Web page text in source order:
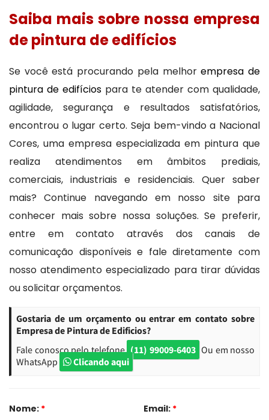
Saiba mais sobre nossa empresa
de pintura de edifícios
Se você está procurando pela melhorempresa de
pintura de edifícios para te atender com qualidade,
agilidade, segurança e resultados satisfatórios,
encontrou o lugar certo. Seja bem-vindo a Nacional
Cores, uma empresa especializada em pintura que
realiza atendimentos em âmbitos prediais,
comerciais, industriais e residenciais. Quer saber
mais? Continue navegando em nosso site para
conhecer mais sobre nossa soluções. Se preferir,
entre em contato através dos canais de
comunicação disponíveis e fale diretamente com
nosso atendimento especializado para tirar dúvidas
ou solicitar orçamentos.
Gostaria de um orçamento ou entrar em contato sobre
Empresa de Pintura de Edificios?
Fale conosco pelo telefone (11) 99009-6403 Ou em nosso
WhatsApp
Clicando aqui
Nome: * Email: *